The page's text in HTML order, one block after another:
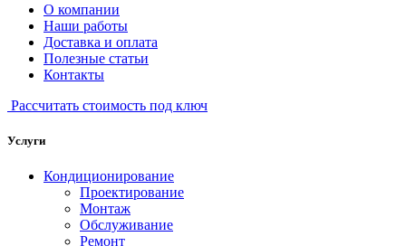
О компании
Наши работы
Доставка и оплата
Полезные статьи
Контакты
Рассчитать стоимость под ключ
Услуги
Кондиционирование
Проектирование
Монтаж
Обслуживание
Ремонт